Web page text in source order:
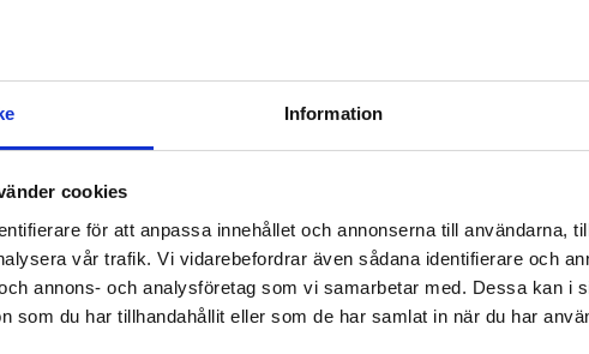
Information
cookies
för att anpassa innehållet och annonserna till användarna,
vår trafik. Vi vidarebefordrar även sådana identifierare och
annons- och analysföretag som vi samarbetar med. Dessa kan i
som du har tillhandahållit eller som de har samlat in när du har
beslut i situationer där överträdelser beror på misstag eller
gör det möjligt att vidta kraftfulla åtgärder mot fusket
2025/26:256 och handlar bland annat om:
för poliser och bilinspektörer vid misstänkta
för att omhänderta förarkort som ska återkallas, kan